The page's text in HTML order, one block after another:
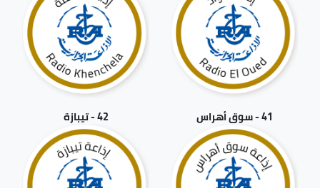
41 - سوق أهراس 42 - تيبازة